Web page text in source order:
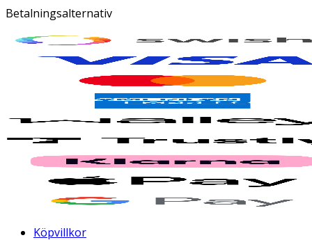
Betalningsalternativ
Köpvillkor